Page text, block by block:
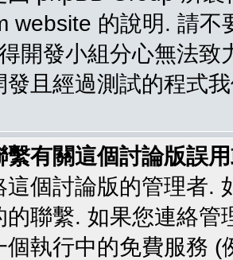
website 的說明. 請
開發小組分心無法
發且經過測試的程式
繫有關這個討論版誤
這個討論版的管理者.
的聯繫. 如果您連絡
個執行中的免費服務